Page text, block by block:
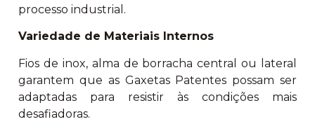
processo industrial.
Variedade de Materiais Internos
Fios de inox, alma de borracha central ou lateral
garantem que as Gaxetas Patentes possam ser
adaptadas para resistir às condições mais
desafiadoras.